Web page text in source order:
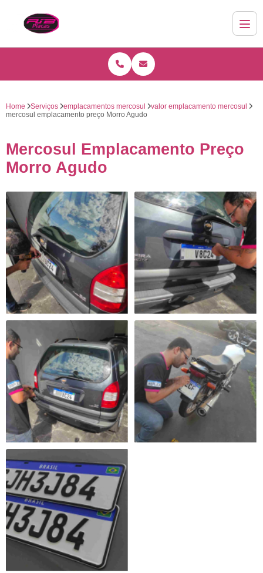
Home Serviços emplacamentos mercosul
valor emplacamento mercosul
mercosul emplacamento preço Morro Agudo
Mercosul Emplacamento Preço
Morro Agudo